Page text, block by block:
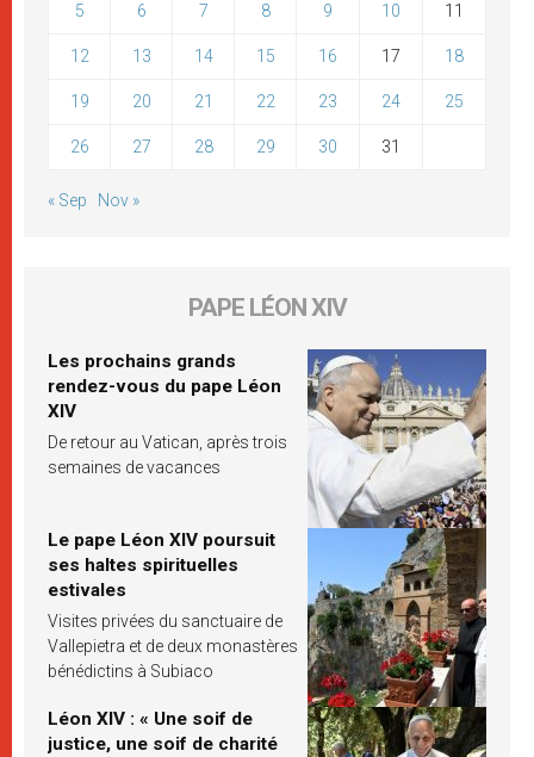
5 6 7 8 9 10 11
12 13 14 15 16 17 18
19 20 21 22 23 24 25
26 27 28 29 30 31
« Sep Nov »
PAPE LÉON XIV
Les prochains grands
rendez-vous du pape Léon
XIV
De retour au Vatican, après trois
semaines de vacances
Le pape Léon XIV poursuit
ses haltes spirituelles
estivales
Visites privées du sanctuaire de
Vallepietra et de deux monastères
bénédictins à Subiaco
Léon XIV : « Une soif de
justice, une soif de charité